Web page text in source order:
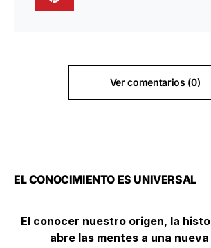
Ver comentarios (0)
EL CONOCIMIENTO ES UNIVERSAL
El conocer nuestro origen, la
abre las mentes a una